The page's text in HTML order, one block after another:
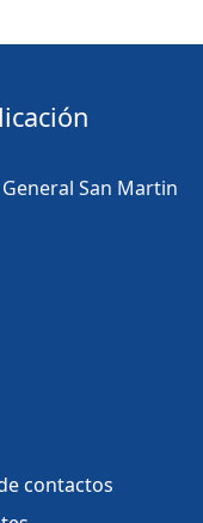
San Martin
contactos